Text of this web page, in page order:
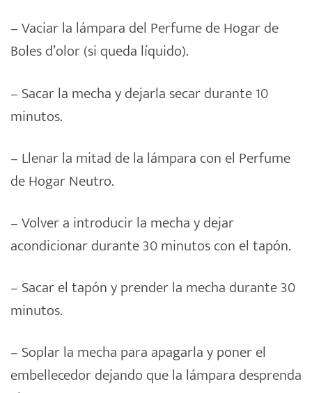
– Vaciar la lámpara del Perfume de Hogar de
Boles d’olor (si queda líquido).
– Sacar la mecha y dejarla secar durante 10
minutos.
– Llenar la mitad de la lámpara con el Perfume
de Hogar Neutro.
– Volver a introducir la mecha y dejar
acondicionar durante 30 minutos con el tapón.
– Sacar el tapón y prender la mecha durante 30
minutos.
– Soplar la mecha para apagarla y poner el
embellecedor dejando que la lámpara desprenda